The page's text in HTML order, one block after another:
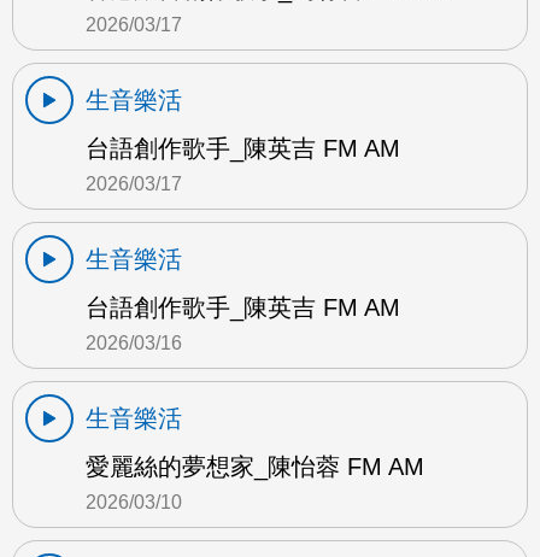
2026/03/17
生音樂活
台語創作歌手_陳英吉 FM AM
2026/03/17
生音樂活
台語創作歌手_陳英吉 FM AM
2026/03/16
生音樂活
愛麗絲的夢想家_陳怡蓉 FM AM
2026/03/10